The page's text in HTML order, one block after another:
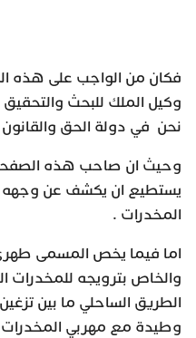
فكان من الواجب على هذه
وكيل الملك للبحث
نحن في دولة الحق
وحيث ان صاحب هذه
يستطيع ان يكشف عن
المخدرات .
اما فيما يخص المسمى
والخاص بترويجه للمخدرات
الطريق الساحلي ما بين
وطيدة مع مهربي المخدرات